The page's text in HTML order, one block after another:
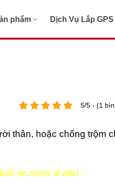
phẩm Dịch Vụ Lắp GPS
5/5 - (1
thân, hoặc chống trộm
xe mình đi đâu “